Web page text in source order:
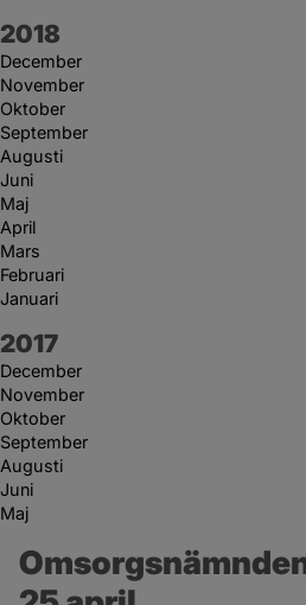
År:
2018
December
November
Oktober
September
Augusti
Juni
Maj
April
Mars
Februari
Januari
År:
2017
December
November
Oktober
September
Augusti
Juni
Maj